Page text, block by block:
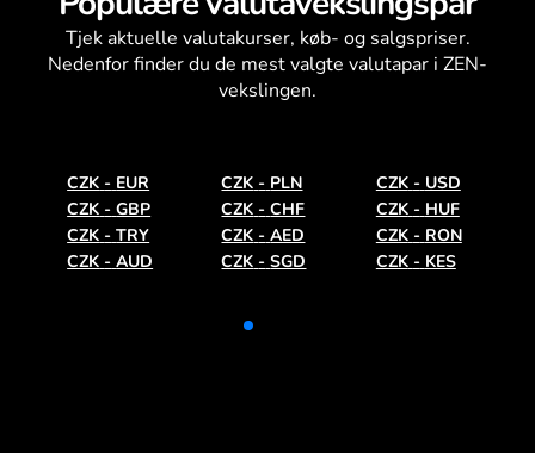
Tjek aktuelle valutakurser, køb- og salgspriser.
Nedenfor finder du de mest valgte valutapar i ZEN-
vekslingen.
CZK - EUR CZK - PLN CZK - USD
CZK - GBP CZK - CHF CZK - HUF
CZK - TRY CZK - AED CZK - RON
CZK - AUD CZK - SGD CZK - KES